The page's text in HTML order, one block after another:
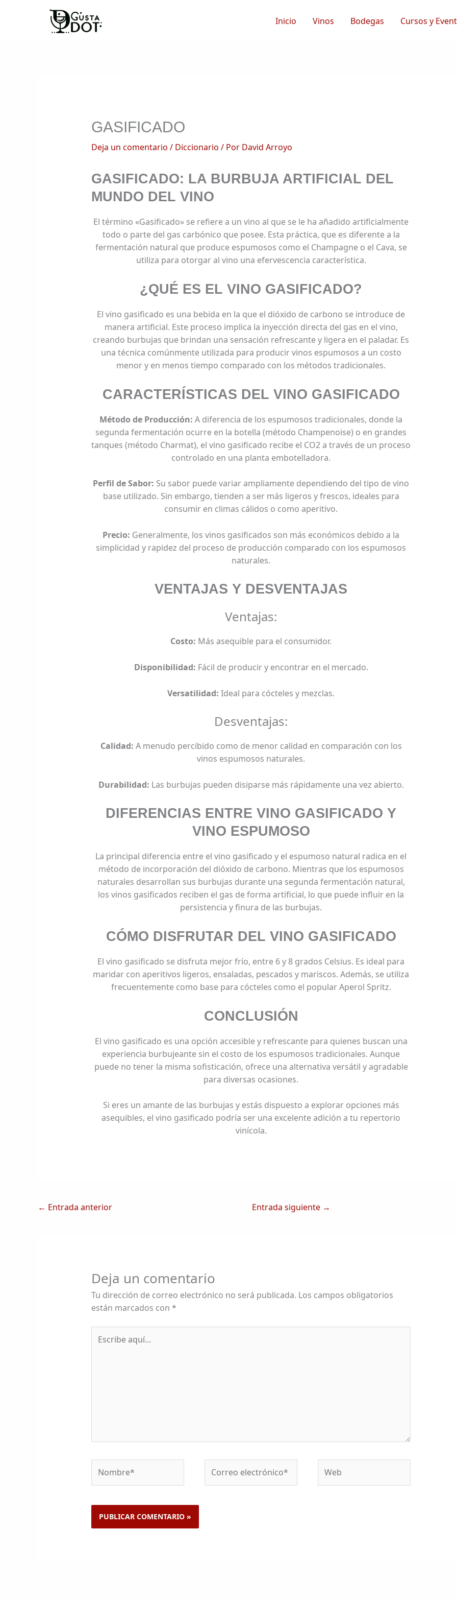
Inicio Vinos Bodegas Cursos y
GASIFICADO
Deja un comentario / Diccionario / Por David Arroyo
GASIFICADO: LA BURBUJA ARTIFICIAL DEL
MUNDO DEL VINO
El término «Gasificado» se refiere a un vino al que se le ha añadido artificialmente
todo o parte del gas carbónico que posee. Esta práctica, que es diferente a la
fermentación natural que produce espumosos como el Champagne o el Cava, se
utiliza para otorgar al vino una efervescencia característica.
¿QUÉ ES EL VINO GASIFICADO?
El vino gasificado es una bebida en la que el dióxido de carbono se introduce de
manera artificial. Este proceso implica la inyección directa del gas en el vino,
creando burbujas que brindan una sensación refrescante y ligera en el paladar. Es
una técnica comúnmente utilizada para producir vinos espumosos a un costo
menor y en menos tiempo comparado con los métodos tradicionales.
CARACTERÍSTICAS DEL VINO GASIFICADO
Método de Producción: A diferencia de los espumosos tradicionales, donde la
segunda fermentación ocurre en la botella (método Champenoise) o en grandes
tanques (método Charmat), el vino gasificado recibe el CO2 a través de un proceso
controlado en una planta embotelladora.
Perfil de Sabor: Su sabor puede variar ampliamente dependiendo del tipo de vino
base utilizado. Sin embargo, tienden a ser más ligeros y frescos, ideales para
consumir en climas cálidos o como aperitivo.
Precio: Generalmente, los vinos gasificados son más económicos debido a la
simplicidad y rapidez del proceso de producción comparado con los espumosos
naturales.
VENTAJAS Y DESVENTAJAS
Ventajas:
Costo: Más asequible para el consumidor.
Disponibilidad: Fácil de producir y encontrar en el mercado.
Versatilidad: Ideal para cócteles y mezclas.
Desventajas:
Calidad: A menudo percibido como de menor calidad en comparación con los
vinos espumosos naturales.
Durabilidad: Las burbujas pueden disiparse más rápidamente una vez abierto.
DIFERENCIAS ENTRE VINO GASIFICADO Y
VINO ESPUMOSO
La principal diferencia entre el vino gasificado y el espumoso natural radica en el
método de incorporación del dióxido de carbono. Mientras que los espumosos
naturales desarrollan sus burbujas durante una segunda fermentación natural,
los vinos gasificados reciben el gas de forma artificial, lo que puede influir en la
persistencia y finura de las burbujas.
CÓMO DISFRUTAR DEL VINO GASIFICADO
El vino gasificado se disfruta mejor frío, entre 6 y 8 grados Celsius. Es ideal para
maridar con aperitivos ligeros, ensaladas, pescados y mariscos. Además, se utiliza
frecuentemente como base para cócteles como el popular Aperol Spritz.
CONCLUSIÓN
El vino gasificado es una opción accesible y refrescante para quienes buscan una
experiencia burbujeante sin el costo de los espumosos tradicionales. Aunque
puede no tener la misma sofisticación, ofrece una alternativa versátil y agradable
para diversas ocasiones.
Si eres un amante de las burbujas y estás dispuesto a explorar opciones más
asequibles, el vino gasificado podría ser una excelente adición a tu repertorio
vinícola.
← Entrada anterior Entrada siguiente →
Deja un comentario
Tu dirección de correo electrónico no será publicada. Los campos obligatorios
están marcados con *
aquí...
electrónico*